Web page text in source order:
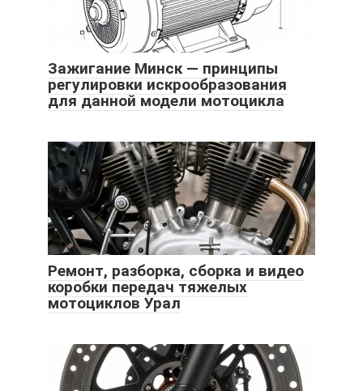
Зажигание Минск — принципы
регулировки искрообразования
для данной модели мотоцикла
Ремонт, разборка, сборка и видео
коробки передач тяжелых
мотоциклов Урал